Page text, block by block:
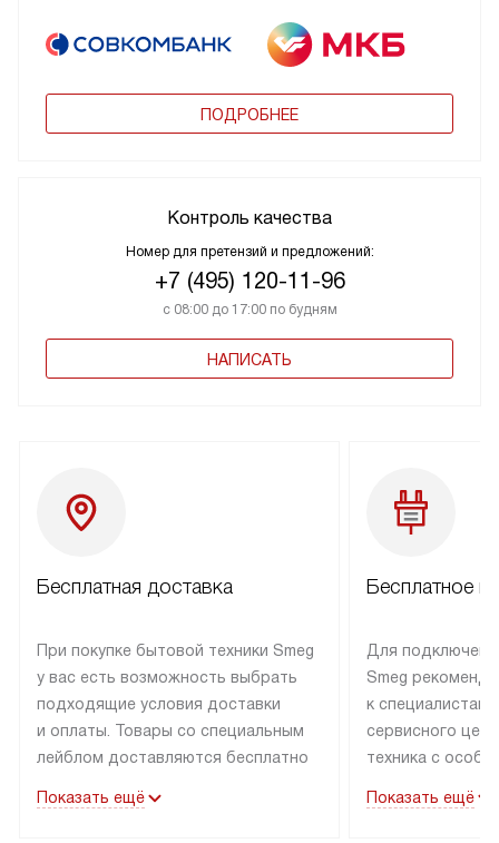
ПОДРОБНЕЕ
Контроль качества
Номер для претензий и предложений:
+7 (495) 120-11-96
с 08:00 до 17:00 по будням
НАПИСАТЬ
Бесплатная доставка
При покупке бытовой техники Smeg
у вас есть возможность выбрать
подходящие условия доставки
и оплаты. Товары со специальным
лейблом доставляются бесплатно
до подъезда. Доставка за пределы
Показать ещё
Бесплатное
Для
Smeg
к специалистам
сервисного
техника с
коммуникациям.
Показать ещё